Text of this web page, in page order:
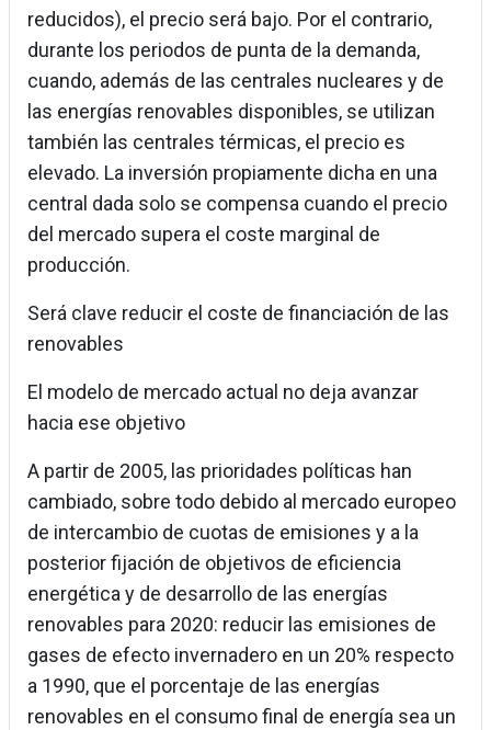
reducidos), el precio será bajo. Por el contrario,
durante los periodos de punta de la demanda,
cuando, además de las centrales nucleares y de
las energías renovables disponibles, se utilizan
también las centrales térmicas, el precio es
elevado. La inversión propiamente dicha en una
central dada solo se compensa cuando el precio
del mercado supera el coste marginal de
producción.
Será clave reducir el coste de financiación de las
renovables
El modelo de mercado actual no deja avanzar
hacia ese objetivo
A partir de 2005, las prioridades políticas han
cambiado, sobre todo debido al mercado europeo
de intercambio de cuotas de emisiones y a la
posterior fijación de objetivos de eficiencia
energética y de desarrollo de las energías
renovables para 2020: reducir las emisiones de
gases de efecto invernadero en un 20% respecto
a 1990, que el porcentaje de las energías
renovables en el consumo final de energía sea un